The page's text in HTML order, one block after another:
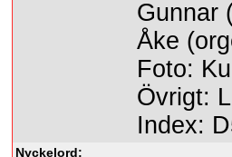
Gunnar
Åke
Foto:
Övrigt:
Index:
Nyckelord: